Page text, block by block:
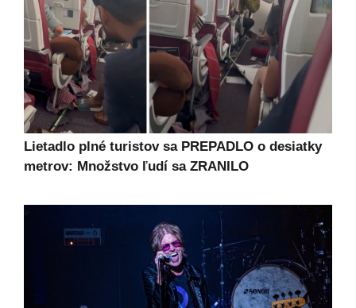
Lietadlo plné turistov sa PREPADLO o desiatky
metrov: Množstvo ľudí sa ZRANILO